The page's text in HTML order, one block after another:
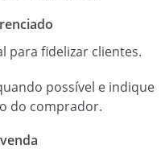
para fidelizar clientes.
possível e indique
do comprador.